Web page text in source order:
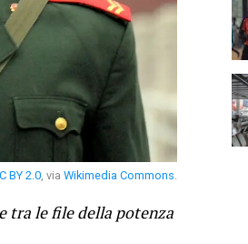
BY 2.0 , via Wikimedia Commons
tra le file della potenza